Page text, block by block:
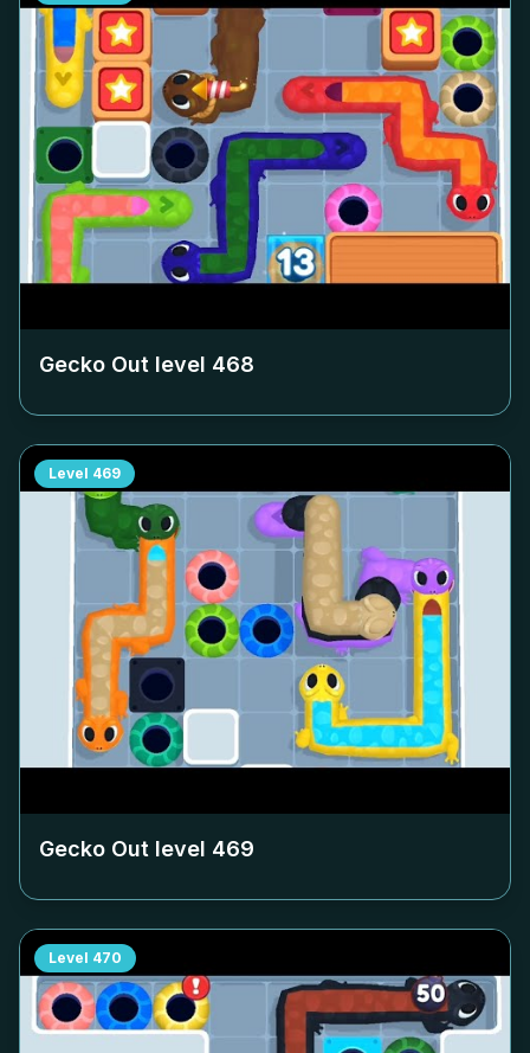
Gecko Out level 468
Level 469
Gecko Out level 469
Level 470